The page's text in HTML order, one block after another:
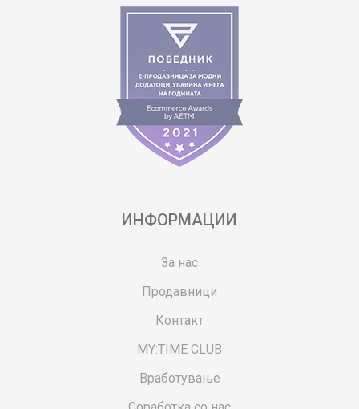
ИНФОРМАЦИИ
За нас
Продавници
Контакт
MY:TIME CLUB
Вработување